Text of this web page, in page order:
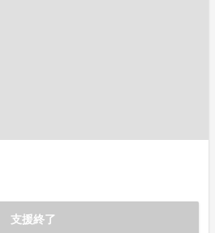
支援終了